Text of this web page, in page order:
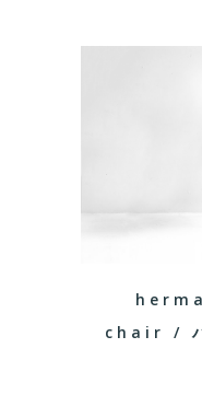
chair / ハ